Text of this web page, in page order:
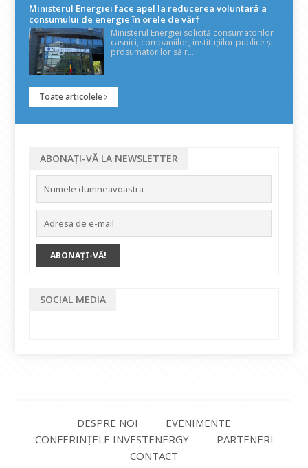
Ministerul Energiei face apel la reducerea voluntară a
consumului de energie în orele de vârf
Ministerul Energiei solicită consumatorilor
casnici, companiilor, instituțiilor publice și
prosumatorilor să r...
Toate articolele
ABONAȚI-VĂ LA NEWSLETTER
SOCIAL MEDIA
DESPRE NOI
EVENIMENTE
CONFERINȚELE INVESTENERGY
PARTENERI
CONTACT